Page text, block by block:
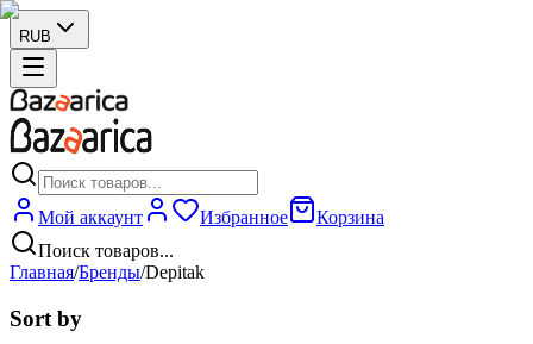
RUB
Мой аккаунт Избранное
Корзина
Поиск товаров...
Главная/Бренды/Depitak
Sort by